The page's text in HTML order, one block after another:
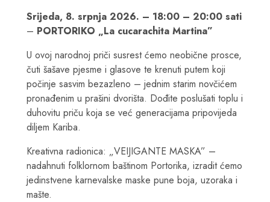
Srijeda, 8. srpnja 2026. – 18:00 – 20:00 sati
– PORTORIKO „La cucarachita Martina”
U ovoj narodnoj priči susrest ćemo neobične prosce,
čuti šašave pjesme i glasove te krenuti putem koji
počinje sasvim bezazleno – jednim starim novčićem
pronađenim u prašini dvorišta. Dođite poslušati toplu i
duhovitu priču koja se već generacijama pripovijeda
diljem Kariba.
Kreativna radionica: „VEIJIGANTE MASKA” –
nadahnuti folklornom baštinom Portorika, izradit ćemo
jedinstvene karnevalske maske pune boja, uzoraka i
mašte.